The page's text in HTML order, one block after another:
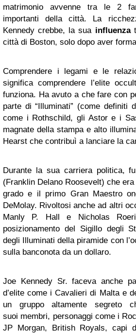
matrimonio avvenne tra le 2
importanti della città. La
Kennedy crebbe, la sua influenza
città di Boston, solo dopo aver
Comprendere i legami e le
significa comprendere l’elite
funziona. Ha avuto a che fare con
parte di “Illuminati” (come definiti
come i Rothschild, gli Astor e i
magnate della stampa e alto
Hearst che contribuì a lanciare la
Durante la sua carriera politica,
(Franklin Delano Roosevelt) che
grado e il primo Gran Maestro
DeMolay. Rivoltosi anche ad altri
Manly P. Hall e Nicholas
posizionamento del Sigillo degli
degli Illuminati della piramide con
sulla banconota da un dollaro.
Joe Kennedy Sr. faceva anche
d’elite come i Cavalieri di Malta e
un gruppo altamente segreto
suoi membri, personaggi come i
JP Morgan, British Royals, capi